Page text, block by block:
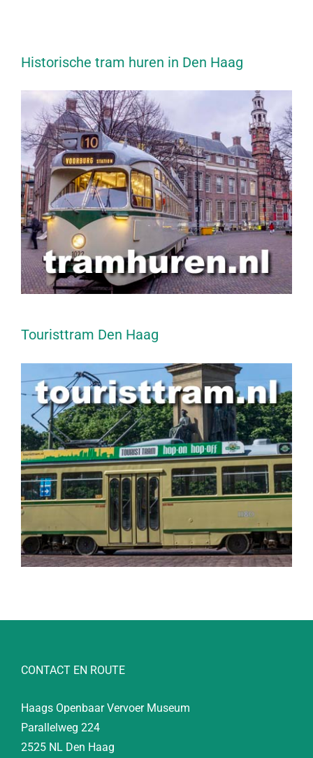
Historische tram huren in Den Haag
Touristtram Den Haag
CONTACT EN ROUTE
Haags Openbaar Vervoer Museum
Parallelweg 224
2525 NL Den Haag